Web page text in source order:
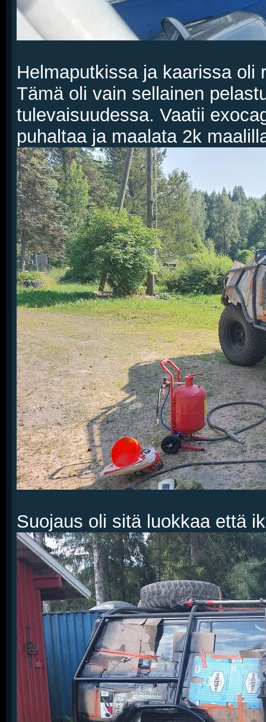
Helmaputkissa ja kaarissa oli
Tämä oli vain sellainen
tulevaisuudessa. Vaatii
puhaltaa ja maalata 2k
Suojaus oli sitä luokkaa että